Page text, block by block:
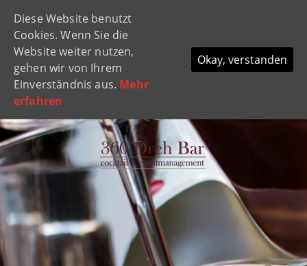
Diese Website benutzt
Cookies. Wenn Sie die
Website weiter nutzen,
gehen wir von Ihrem
Einverständnis aus. Mehr
erfahren
Okay, verstanden